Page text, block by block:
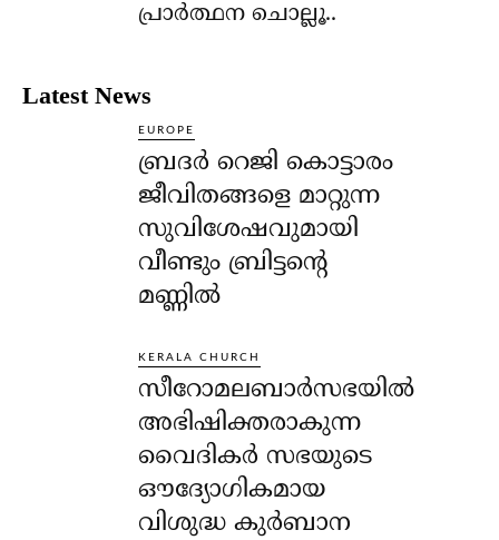
പ്രാര്‍ത്ഥന ചൊല്ലൂ..
Latest News
EUROPE
ബ്രദർ റെജി കൊട്ടാരം
ജീവിതങ്ങളെ മാറ്റുന്ന
സുവിശേഷവുമായി
വീണ്ടും ബ്രിട്ടന്റെ
മണ്ണിൽ
KERALA CHURCH
സീറോമലബാർസഭയിൽ
അഭിഷിക്തരാകുന്ന
വൈദികർ സഭയുടെ
ഔദ്യോഗികമായ
വിശുദ്ധ കുർബാന